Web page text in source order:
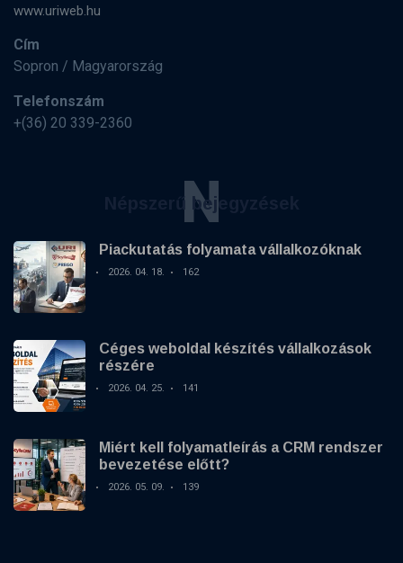
www.uriweb.hu
Cím
Sopron / Magyarország
Telefonszám
+(36) 20 339-2360
Népszerű bejegyzések
N
Piackutatás folyamata vállalkozóknak
2026. 04. 18. 162
Céges weboldal készítés vállalkozások
részére
2026. 04. 25. 141
Miért kell folyamatleírás a CRM rendszer
bevezetése előtt?
2026. 05. 09. 139